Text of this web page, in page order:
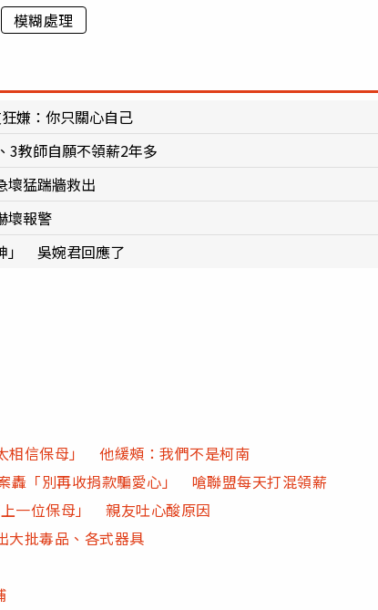
模糊處理
嫌：你只關心自己
教師自願不領薪2年多
猛踹牆救出
壞報警
」 吳婉君回應了
相信保母」 他緩頰：我們不是柯南
「別再收捐款騙愛心」 嗆聯盟每天打混領薪
一位保母」 親友吐心酸原因
批毒品、各式器具